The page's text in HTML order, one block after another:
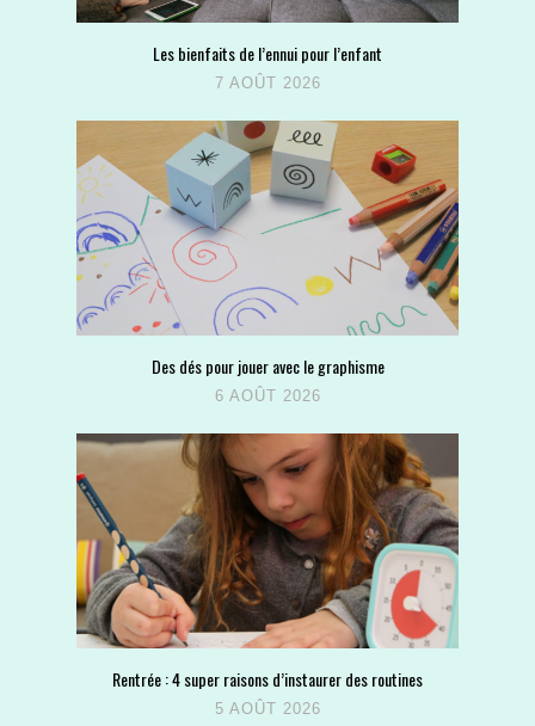
Les bienfaits de l’ennui pour l’enfant
7 AOÛT 2026
Des dés pour jouer avec le graphisme
6 AOÛT 2026
Rentrée : 4 super raisons d’instaurer des routines
5 AOÛT 2026